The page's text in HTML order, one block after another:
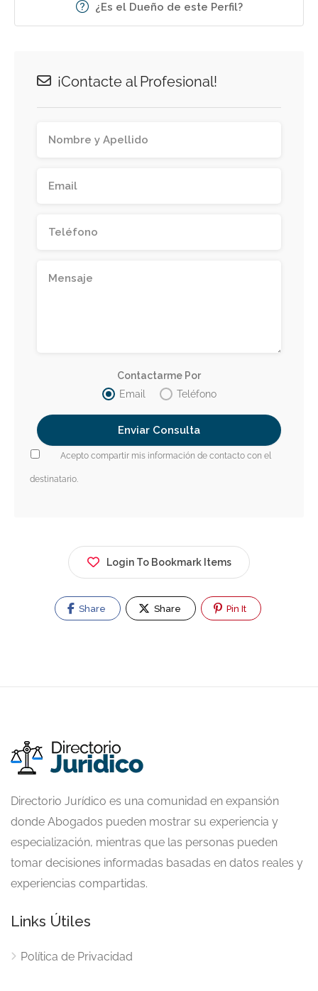
¿Es el Dueño de este Perfil?
¡Contacte al Profesional!
Contactarme Por
Email
Teléfono
Acepto compartir mis información de contacto con el
destinatario.
Login To Bookmark Items
Share Share Pin It
Directorio Jurídico es una comunidad en expansión
donde Abogados pueden mostrar su experiencia y
especialización, mientras que las personas pueden
tomar decisiones informadas basadas en datos reales y
experiencias compartidas.
Links Útiles
Política de Privacidad